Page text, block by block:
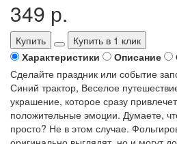
349 р.
Купить
Купить в 1 клик
Характеристики
Описание
Сделайте праздник или событие
Синий трактор, Веселое
украшение, которое сразу
положительные эмоции. Думаете,
просто? Не в этом случае.